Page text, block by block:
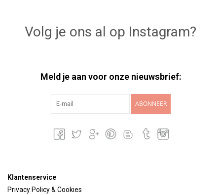
Volg je ons al op Instagram?
Meld je aan voor onze nieuwsbrief:
ABONNEER
Klantenservice
Privacy Policy & Cookies